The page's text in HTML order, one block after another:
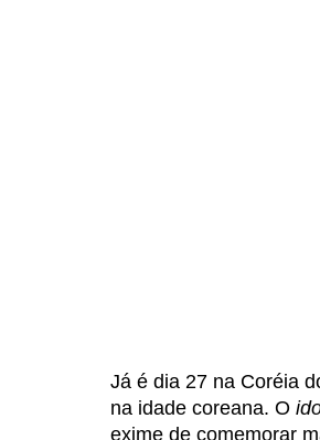
Já é dia 27 na Coréia
na idade coreana. O
exime de comemorar